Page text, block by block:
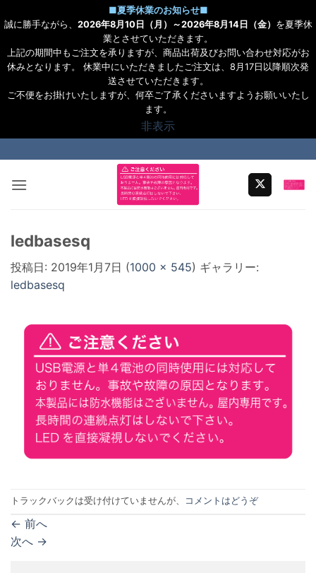
■夏季休業のお知らせ■
誠に勝手ながら、 2026年8月10日（月）～2026年8月14日（金） を夏季休
業とさせていただきます。
上記の期間中もご注文を承りますが、商品出荷及びお問い合わせ対応がお
休みとなります。 休業中にいただきましたご注文は、8月17日以降順次発
送させていただきます。
ご不便をお掛けいたしますが、何卒ご了承くださいますようお願いいたし
ます。
非表示
to
content
ledbasesq
投稿日: 2019年1月7日 (1000 × 545) ギャラリー:
ledbasesq
トラックバックは受け付けていませんが、 コメントはどうぞ
← 前へ
次へ →